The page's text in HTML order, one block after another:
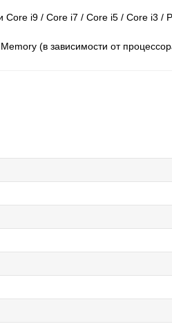
i9 / Core i7 / Core i5 / Core i3 /
(в зависимости от